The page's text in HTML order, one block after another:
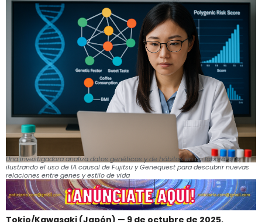
Una investigadora analiza datos genéticos y de hábitos en un laboratorio,
ilustrando el uso de IA causal de Fujitsu y Genequest para descubrir nuevas
relaciones entre genes y estilo de vida